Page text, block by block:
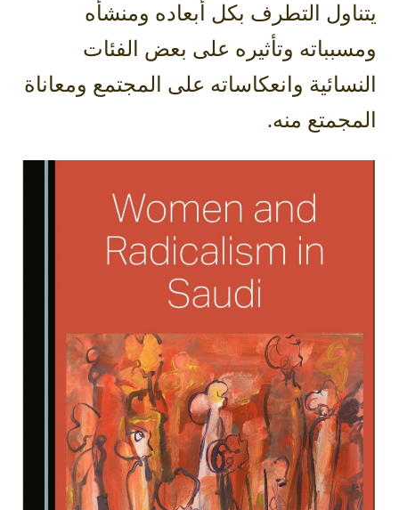
يتناول التطرف بكل أبعاده ومنشأه
ومسبباته وتأثيره على بعض الفئات
النسائية وانعكاساته على المجتمع ومعاناة
المجمتع منه.